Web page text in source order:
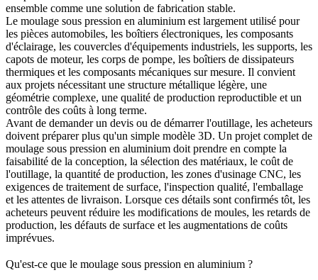
ensemble comme une solution de fabrication stable.
Le moulage sous pression en aluminium est largement utilisé pour
les pièces automobiles, les boîtiers électroniques, les composants
d'éclairage, les couvercles d'équipements industriels, les supports, les
capots de moteur, les corps de pompe, les boîtiers de dissipateurs
thermiques et les composants mécaniques sur mesure. Il convient
aux projets nécessitant une structure métallique légère, une
géométrie complexe, une qualité de production reproductible et un
contrôle des coûts à long terme.
Avant de demander un devis ou de démarrer l'outillage, les acheteurs
doivent préparer plus qu'un simple modèle 3D. Un projet complet de
moulage sous pression en aluminium doit prendre en compte la
faisabilité de la conception, la sélection des matériaux, le coût de
l'outillage, la quantité de production, les zones d'usinage CNC, les
exigences de traitement de surface, l'inspection qualité, l'emballage
et les attentes de livraison. Lorsque ces détails sont confirmés tôt, les
acheteurs peuvent réduire les modifications de moules, les retards de
production, les défauts de surface et les augmentations de coûts
imprévues.
Qu'est-ce que le moulage sous pression en aluminium ?